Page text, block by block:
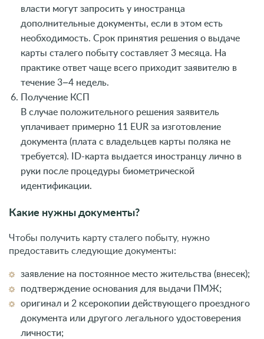
власти могут запросить у иностранца
дополнительные документы, если в этом есть
необходимость. Срок принятия решения о выдаче
карты сталего побыту составляет 3 месяца. На
практике ответ чаще всего приходит заявителю в
течение 3–4 недель.
Получение КСП
В случае положительного решения заявитель
уплачивает примерно 11 EUR за изготовление
документа (плата с владельцев карты поляка не
требуется). ID-карта выдается иностранцу лично в
руки после процедуры биометрической
идентификации.
Какие нужны документы?
Чтобы получить карту сталего побыту, нужно
предоставить следующие документы:
заявление на постоянное место жительства (внесек);
подтверждение основания для выдачи ПМЖ;
оригинал и 2 ксерокопии действующего проездного
документа или другого легального удостоверения
личности;